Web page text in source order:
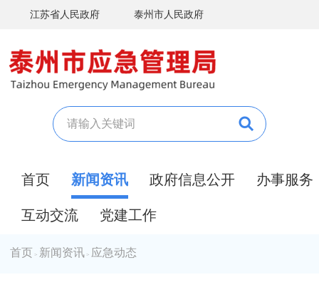
江苏省人民政府 泰州市人民政府
首页 新闻资讯 政府信息公开 办事服务
互动交流 党建工作
首页 > 新闻资讯 > 应急动态